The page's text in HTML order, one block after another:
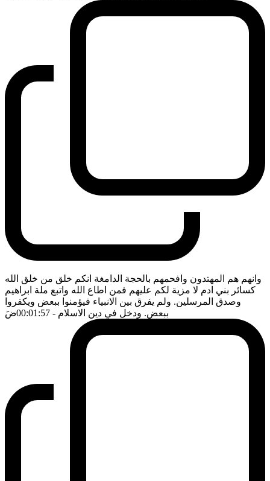
وانهم هم المهتدون وافحمهم بالحجة الدامغة انكم خلق من خلق الله
كسائر بني ادم لا مزية لكم عليهم فمن اطاع الله واتبع ملة ابراهيم
وصدق المرسلين. ولم يفرق بين الانبياء فيؤمنوا ببعض ويكفروا
ببعض. ودخل في دين الاسلام - 00:01:57 ضَ